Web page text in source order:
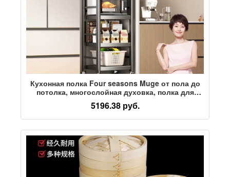
Кухонная полка Four seasons Muge от пола до
потолка, многослойная духовка, полка для
хранения микроволновой печи,
многофункциональная бытовая щель
5196.38 руб.